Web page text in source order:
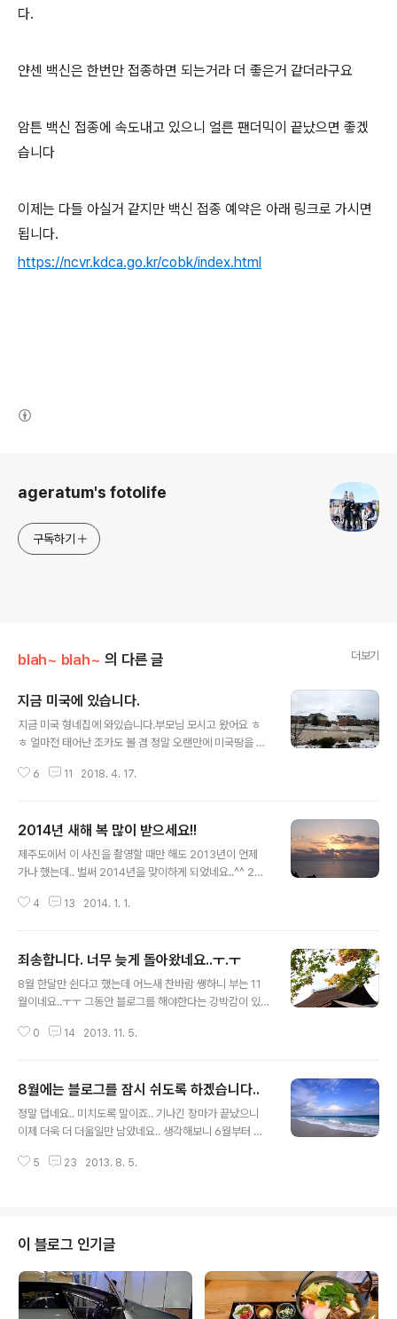
다.
얀센 백신은 한번만 접종하면 되는거라 더 좋은거 같더라구요
암튼 백신 접종에 속도내고 있으니 얼른 팬더믹이 끝났으면 좋겠
습니다
이제는 다들 아실거 같지만 백신 접종 예약은 아래 링크로 가시면
됩니다.
https://ncvr.kdca.go.kr/cobk/index.html
ageratum's fotolife
구독하기
blah~ blah~ 의 다른 글 더보기
지금 미국에 있습니다.
지금 미국 형네집에 와있습니다.부모님 모시고 왔어요 ㅎ
ㅎ 얼마전 태어난 조카도 볼 겸 정말 오랜만에 미국땅을 다
서 지금 화요일 오전 10시입니다. 그런데 4월 중순인데 눈
기온이 아침에는 영하 2도네요..;;겨울이 오는것인가 싶을
정도.. 다음주에는 날이 풀린다는 이야기도 있긴한데..일기
예보가 안 맞는건 미국도 마찬가지인거 같습니다 ㅋㅋ 암
블로그를 자유롭게 할 분위기는 아닌거 같아서..그래도 최
6 11 2018. 4. 17.
2014년 새해 복 많이 받으세요!!
제주도에서 이 사진을 촬영할 때만 해도 2013년이 언제
가나 했는데.. 벌써 2014년을 맞이하게 되었네요..^^ 201
그것보단 조금 더 신경을 쓰도록 노력하겠습니다^^ 2014
4 13 2014. 1. 1.
죄송합니다. 너무 늦게 돌아왔네요..ㅜ.ㅜ
8월 한달만 쉰다고 했는데 어느새 찬바람 쌩하니 부는 11
월이네요..ㅜㅜ 그동안 블로그를 해야한다는 강박감이 있
무감에 빠져서.. 그러다가 한번 놓으니 해방감에 빠져 계속
시 뛰어볼게요..^^ 물론 언제 다시 슬럼프에 빠질지는 모르
겠지만..;;;;
0 14 2013. 11. 5.
8월에는 블로그를 잠시 쉬도록 하겠습니다..
정말 덥네요.. 미치도록 말이죠.. 기나긴 장마가 끝났으니
이제 더욱 더 더울일만 남았네요.. 생각해보니 6월부터 블
즘이 발동해서 잘 안했었고, 7월에는 일이 너무 바빠서 제
합니다.. 그래서 일단은 8월 한달간은 블로그 생각을 접고
일만 하는게 나을 것 같았어요.. 어설프게 하느니 집중할 수
있을때까지 블로그를 쉬는게 맞다고 생각했습니다. 죄송하
지만 8월에는 생업에 집중하도록 하겠습니다. 9월에는 다
시 의욕을 찾고 열심히 하도록 노력할게요.. 그럼 더운 8월
5 23 2013. 8. 5.
이 블로그 인기글